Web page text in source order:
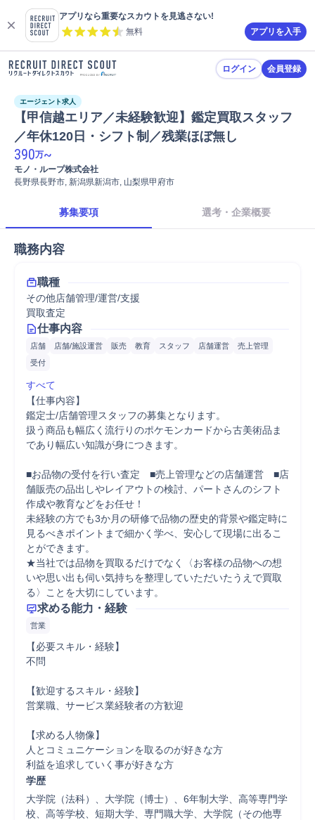
アプリなら重要なスカウトを見逃さない!
無料
アプリを入手
ログイン 会員登録
エージェント求人
【甲信越エリア／未経験歓迎】鑑定買取スタッフ
／年休120日・シフト制／残業ほぼ無し
390万~
モノ・ループ株式会社
長野県長野市, 新潟県新潟市, 山梨県甲府市
募集要項 選考・企業概要
職務内容
職種
その他店舗管理/運営/支援
買取査定
仕事内容
店舗 店舗/施設運営 販売 教育 スタッフ 店舗運営
売上管理
受付
すべて
【仕事内容】
鑑定士/店舗管理スタッフの募集となります。
扱う商品も幅広く流行りのポケモンカードから古美術品ま
であり幅広い知識が身につきます。
■お品物の受付を行い査定　■売上管理などの店舗運営　■店
舗販売の品出しやレイアウトの検討、パートさんのシフト
作成や教育などをお任せ！
未経験の方でも3か月の研修で品物の歴史的背景や鑑定時に
見るべきポイントまで細かく学べ、安心して現場に出るこ
とができます。
★当社では品物を買取るだけでなく〈お客様の品物への想
いや思い出も伺い気持ちを整理していただいたうえで買取
る〉ことを大切にしています。
求める能力・経験
営業
【必要スキル・経験】
不問
【歓迎するスキル・経験】
営業職、サービス業経験者の方歓迎
【求める人物像】
人とコミュニケーションを取るのが好きな方
利益を追求していく事が好きな方
学歴
大学院（法科）、大学院（博士）、6年制大学、高等専門学
校、高等学校、短期大学、専門職大学、大学院（その他専